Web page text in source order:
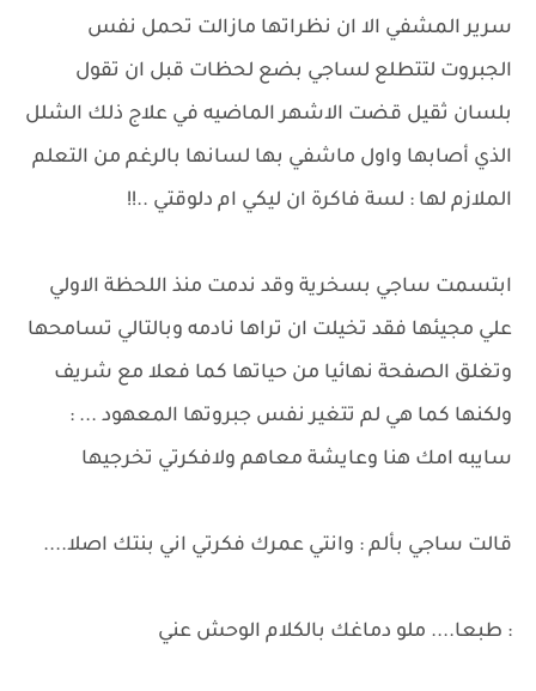
سرير المشفي الا ان نظراتها مازالت تحمل نفس
الجبروت لتتطلع لساجي بضع لحظات قبل ان تقول
بلسان ثقيل قضت الاشهر الماضيه في علاج ذلك الشلل
الذي أصابها واول ماشفي بها لسانها بالرغم من التعلم
الملازم لها : لسة فاكرة ان ليكي ام دلوقتي ..!!
ابتسمت ساجي بسخرية وقد ندمت منذ اللحظة الاولي
علي مجيئها فقد تخيلت ان تراها نادمه وبالتالي تسامحها
وتغلق الصفحة نهائيا من حياتها كما فعلا مع شريف
ولكنها كما هي لم تتغير نفس جبروتها المعهود ... :
سايبه امك هنا وعايشة معاهم ولافكرتي تخرجيها
قالت ساجي بألم : وانتي عمرك فكرتي اني بنتك اصلا....
: طبعا.... ملو دماغك بالكلام الوحش عني